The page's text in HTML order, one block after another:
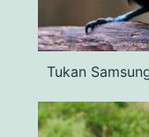
Tukan